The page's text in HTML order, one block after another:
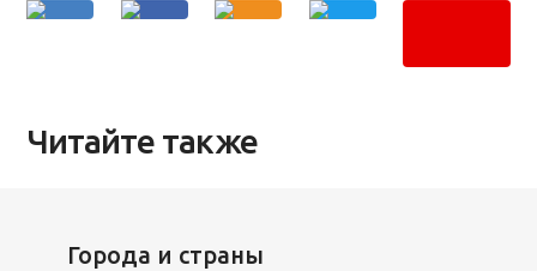
Читайте также
Города и страны